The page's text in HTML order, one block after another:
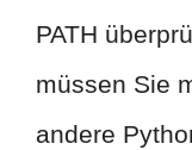
PATH
müssen Sie
andere